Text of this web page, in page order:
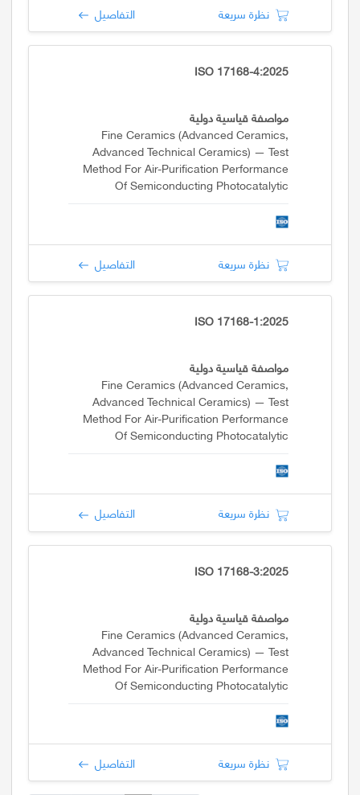
نظرة سريعة
التفاصيل
ISO 17168-4:2025
مواصفة قياسية دولية
Fine Ceramics (advanced Ceramics,
Advanced Technical Ceramics) — Test
Method For Air-Purification Performance
Of Semiconducting Photocatalytic
Environment — Part 4: Removal Of
Formaldehyde
نظرة سريعة
التفاصيل
ISO 17168-1:2025
مواصفة قياسية دولية
Fine Ceramics (advanced Ceramics,
Advanced Technical Ceramics) — Test
Method For Air-Purification Performance
Of Semiconducting Photocatalytic
Environment — Part 1: Removal Of Nitric
نظرة سريعة
التفاصيل
ISO 17168-3:2025
مواصفة قياسية دولية
Fine Ceramics (advanced Ceramics,
Advanced Technical Ceramics) — Test
Method For Air-Purification Performance
Of Semiconducting Photocatalytic
Environment — Part 3: Removal Of
نظرة سريعة
التفاصيل